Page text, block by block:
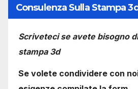
Consulenza Sulla Stampa 3d
Scriveteci se avete bisogno
stampa 3d
Se volete condividere con